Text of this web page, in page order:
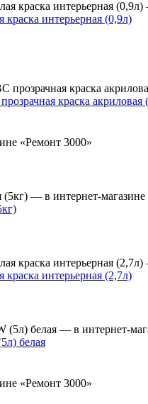
интерьерная (0,9л)
краска акриловая
интерьерная (2,7л)
белая